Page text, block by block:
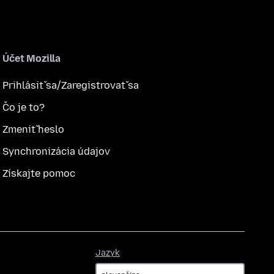
Účet Mozilla
Prihlásiť sa/Zaregistrovať sa
Čo je to?
Zmeniť heslo
Synchronizácia údajov
Získajte pomoc
Jazyk